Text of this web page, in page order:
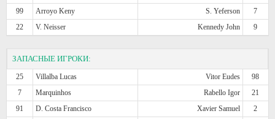
99
Arroyo Keny S. Yeferson
7
22
V. Neisser Kennedy John 9
ЗАПАСНЫЕ ИГРОКИ:
25 Villalba Lucas Vitor Eudes
98
7
Marquinhos Rabello Igor
21
91
D. Costa Francisco Xavier Samuel
2